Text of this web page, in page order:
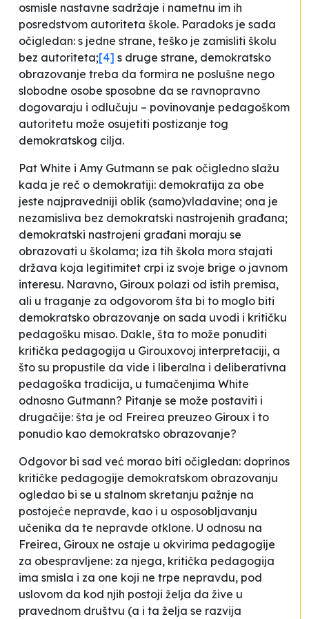
osmisle nastavne sadržaje i nametnu im ih
posredstvom autoriteta škole. Paradoks je sada
očigledan: s jedne strane, teško je zamisliti školu
bez autoriteta;[4] s druge strane, demokratsko
obrazovanje treba da formira ne poslušne nego
slobodne osobe sposobne da se ravnopravno
dogovaraju i odlučuju – povinovanje pedagoškom
autoritetu može osujetiti postizanje tog
demokratskog cilja.
Pat White i Amy Gutmann se pak očigledno slažu
kada je reč o demokratiji: demokratija za obe
jeste najpravedniji oblik (samo)vladavine; ona je
nezamisliva bez demokratski nastrojenih građana;
demokratski nastrojeni građani moraju se
obrazovati u školama; iza tih škola mora stajati
država koja legitimitet crpi iz svoje brige o javnom
interesu. Naravno, Giroux polazi od istih premisa,
ali u traganje za odgovorom šta bi to moglo biti
demokratsko obrazovanje on sada uvodi i kritičku
pedagošku misao. Dakle, šta to može ponuditi
kritička pedagogija u Girouxovoj interpretaciji, a
što su propustile da vide i liberalna i deliberativna
pedagoška tradicija, u tumačenjima White
odnosno Gutmann? Pitanje se može postaviti i
drugačije: šta je od Freirea preuzeo Giroux i to
ponudio kao demokratsko obrazovanje?
Odgovor bi sad već morao biti očigledan: doprinos
kritičke pedagogije demokratskom obrazovanju
ogledao bi se u stalnom skretanju pažnje na
postojeće nepravde, kao i u osposobljavanju
učenika da te nepravde otklone. U odnosu na
Freirea, Giroux ne ostaje u okvirima pedagogije
za obespravljene: za njega, kritička pedagogija
ima smisla i za one koji ne trpe nepravdu, pod
uslovom da kod njih postoji želja da žive u
pravednom društvu (a i ta želja se razvija